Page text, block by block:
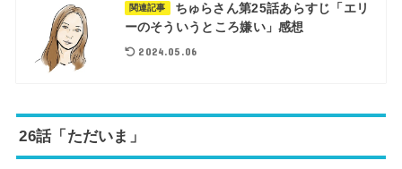
関連記事
ちゅらさん第25話あらすじ「エリ
ーのそういうところ嫌い」感想
2024.05.06
26話「ただいま」